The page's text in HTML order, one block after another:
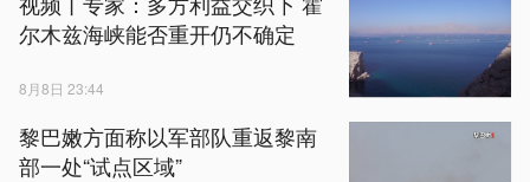
尔木兹海峡能否重开仍不确定
8月8日 23:44
黎巴嫩方面称以军部队重返黎南
部一处“试点区域”